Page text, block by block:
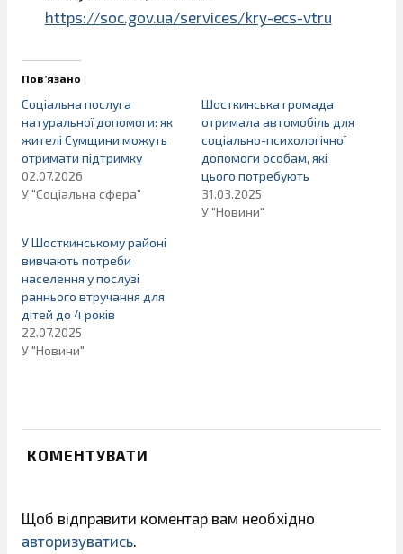
https://soc.gov.ua/services/kry-ecs-vtru
Пов’язано
Соціальна послуга
натуральної допомоги: як
жителі Сумщини можуть
отримати підтримку
02.07.2026
У "Соціальна сфера"
Шосткинська громада
отримала автомобіль для
соціально-психологічної
допомоги особам, які
цього потребують
31.03.2025
У "Новини"
У Шосткинському районі
вивчають потреби
населення у послузі
раннього втручання для
дітей до 4 років
22.07.2025
У "Новини"
КОМЕНТУВАТИ
Щоб відправити коментар вам необхідно
авторизуватись